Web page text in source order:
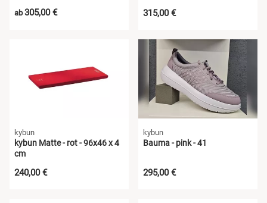
ab305,00 € 315,00 €
kybun
kybun Matte - rot - 96x46 x 4
cm
240,00 €
kybun
Bauma - pink - 41
295,00 €